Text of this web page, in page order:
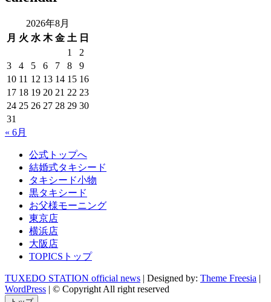
2026年8月
月 火 水 木 金 土 日
1
2
3
4 5 6 7 8
9
10 11 12 13 14 15 16
17 18 19 20 21 22 23
24 25 26 27 28 29 30
31
« 6月
公式トップへ
結婚式タキシード
タキシード小物
黒タキシード
お父様モーニング
東京店
横浜店
大阪店
TOPICSトップ
TUXEDO STATION official news | Designed by: Theme Freesia |
WordPress | © Copyright All right reserved